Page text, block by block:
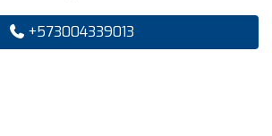
+573004339013